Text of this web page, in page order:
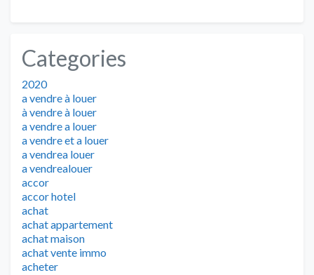
Categories
2020
a vendre à louer
à vendre à louer
a vendre a louer
a vendre et a louer
a vendrea louer
a vendrealouer
accor
accor hotel
achat
achat appartement
achat maison
achat vente immo
acheter